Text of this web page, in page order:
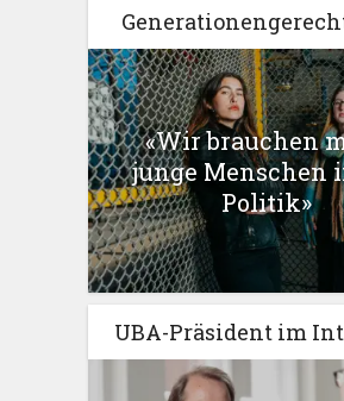
«Wir brauchen
junge Menschen
Politik»
UBA-Präsident im